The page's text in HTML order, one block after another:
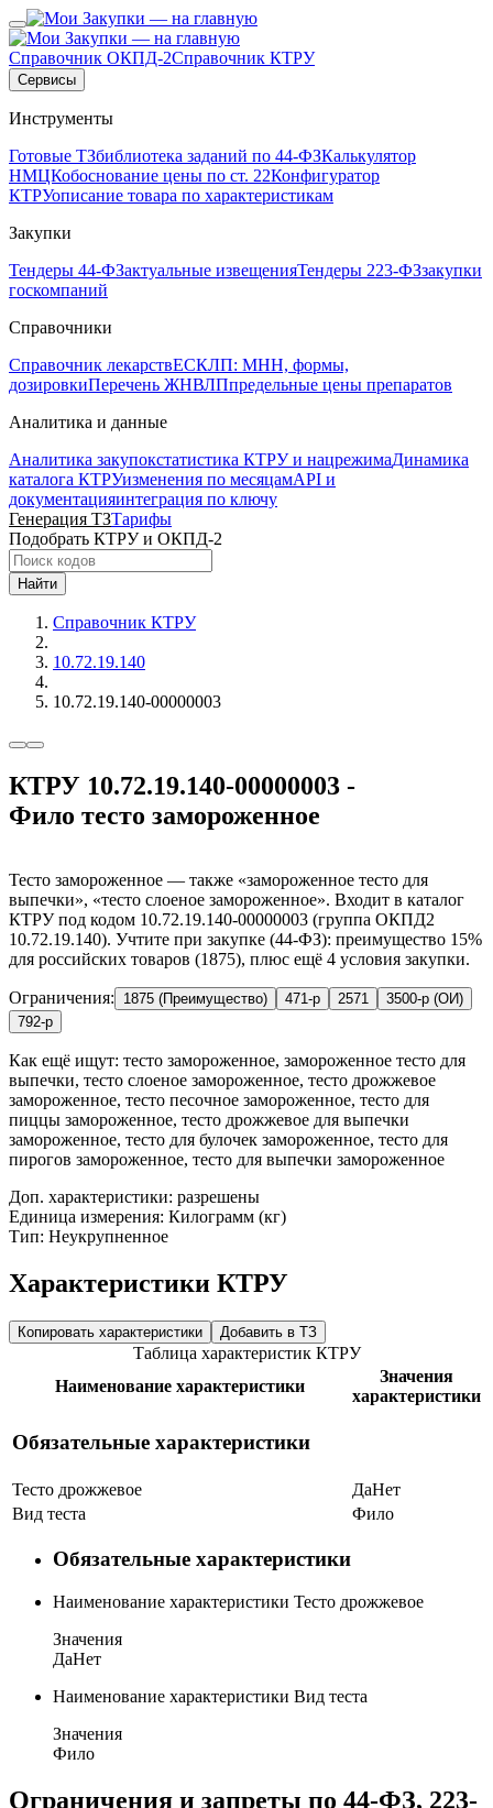
Справочник ОКПД-2Справочник КТРУ
Сервисы
Инструменты
Готовые ТЗбиблиотека заданий по 44-ФЗКалькулятор
НМЦКобоснование цены по ст. 22Конфигуратор
КТРУописание товара по характеристикам
Закупки
Тендеры 44-ФЗактуальные извещенияТендеры 223-ФЗзакупки
госкомпаний
Справочники
Справочник лекарствЕСКЛП: МНН, формы,
дозировкиПеречень ЖНВЛПпредельные цены препаратов
Аналитика и данные
Аналитика закупокстатистика КТРУ и нацрежимаДинамика
каталога КТРУизменения по месяцамAPI и
документацияинтеграция по ключу
Генерация ТЗТарифы
Подобрать КТРУ и ОКПД-2
Найти
Справочник КТРУ
10.72.19.140
10.72.19.140-00000003
КТРУ 10.72.19.140-00000003 -
Фило тесто замороженное
Тесто замороженное — также «замороженное тесто для
выпечки», «тесто слоеное замороженное». Входит в каталог
КТРУ под кодом 10.72.19.140-00000003 (группа ОКПД2
10.72.19.140). Учтите при закупке (44-ФЗ): преимущество 15%
для российских товаров (1875), плюс ещё 4 условия закупки.
Ограничения: 1875 (Преимущество) 471-р 2571
3500-р (ОИ)
792-р
Как ещё ищут: тесто замороженное, замороженное тесто для
выпечки, тесто слоеное замороженное, тесто дрожжевое
замороженное, тесто песочное замороженное, тесто для
пиццы замороженное, тесто дрожжевое для выпечки
замороженное, тесто для булочек замороженное, тесто для
пирогов замороженное, тесто для выпечки замороженное
Доп. характеристики: разрешены
Единица измерения: Килограмм (кг)
Тип: Неукрупненное
Характеристики КТРУ
Копировать характеристики Добавить в ТЗ
Таблица характеристик КТРУ
Наименование характеристики
Значения
характеристики
Обязательные характеристики
Тесто дрожжевое ДаНет
Вид теста
Фило
Обязательные характеристики
Наименование характеристики Тесто дрожжевое
Значения
ДаНет
Наименование характеристики Вид теста
Значения
Фило
Ограничения и запреты по 44-ФЗ, 223-